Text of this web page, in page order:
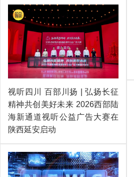
视听四川 百部川扬 | 弘扬长征
精神共创美好未来 2026西部陆
海新通道视听公益广告大赛在
陕西延安启动